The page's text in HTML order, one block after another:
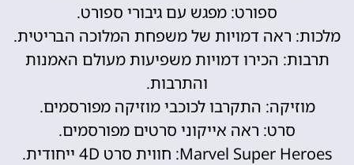
ספורט: מפגש עם גיבורי ספורט.
מלכות: ראה דמויות של משפחת המלוכה הבריטית.
תרבות: הכירו דמויות משפיעות מעולם האמנות
והתרבות.
מוזיקה: התקרבו לכוכבי מוזיקה מפורסמים.
סרט: ראה אייקוני סרטים מפורסמים.
Marvel Super Heroes: חווית סרט 4D ייחודית.